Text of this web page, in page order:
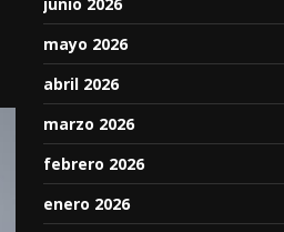
junio 2026
mayo 2026
abril 2026
marzo 2026
febrero 2026
enero 2026